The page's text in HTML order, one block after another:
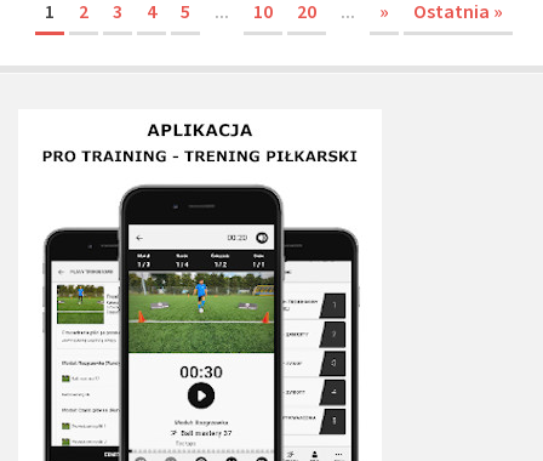
1 2 3 4 5 ... 10 20 ... » Ostatnia »